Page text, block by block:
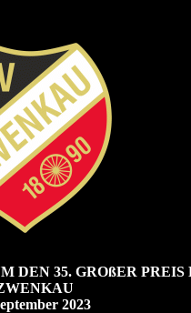
DEN 35. GROßER PREIS
2023